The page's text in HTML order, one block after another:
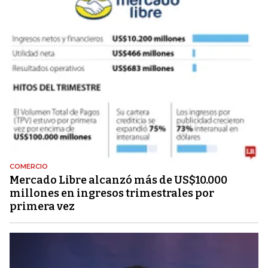
COMERCIO
Mercado Libre alcanzó más de US$10.000
millones en ingresos trimestrales por
primera vez